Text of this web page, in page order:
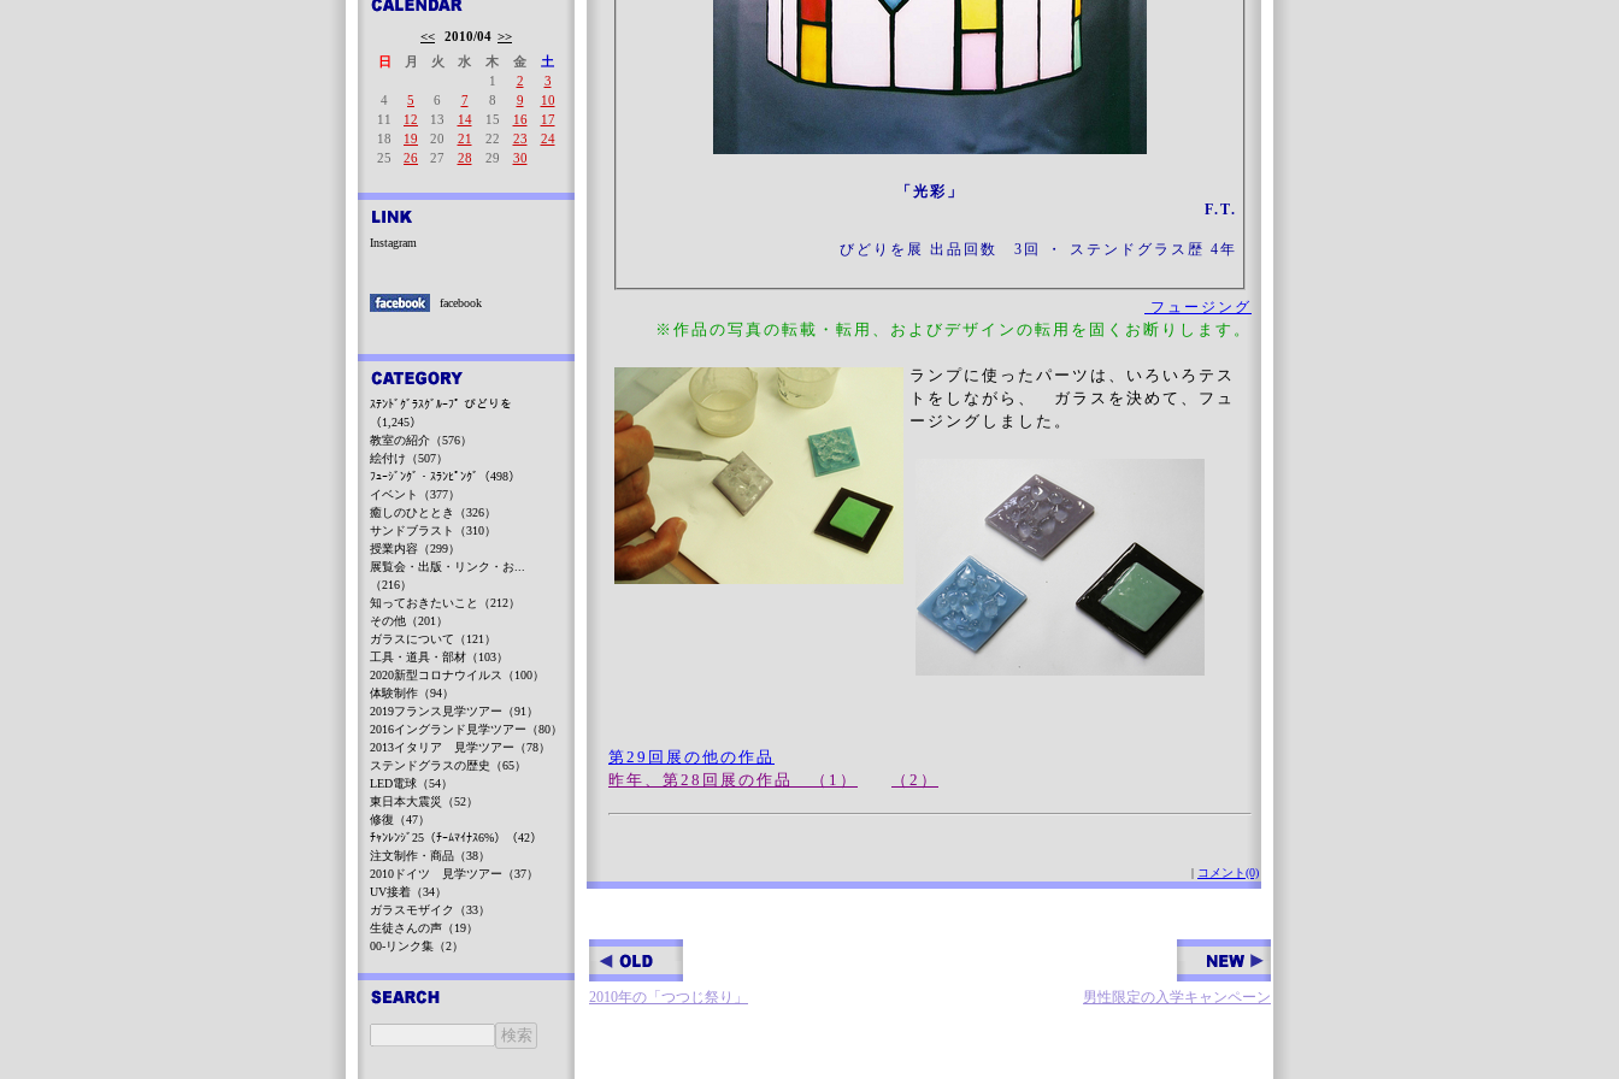
「光彩 」
F.T.
びどりを展 出品回数 3回 ・ ステンドグラス歴 4年
フュージング
※作品の写真の転載・転用、およびデザインの転用を固くお断りします。
ランプに使ったパーツは、いろいろテス
トをしながら、 ガラスを決めて、フュ
ージングしました。
第29回展の他の作品
昨年、第28回展の作品 （1）
（2）
| コメント(0)
2010年の「つつじ祭り」 男性限定の入学キャンペーン
<< 2010/04 >>
日
月 火 水 木 金
土
1
2
3
4
5 6 7 8 9
10
11
12 13 14 15 16
17
18
19 20 21 22 23
24
25
26 27 28 29 30
Instagram
facebook
ｽﾃﾝﾄﾞｸﾞﾗｽｸﾞﾙｰﾌﾟ びどりを
（1,245）
教室の紹介（576）
絵付け（507）
ﾌｭｰｼﾞﾝｸﾞ・ｽﾗﾝﾋﾟﾝｸﾞ（498）
イベント（377）
癒しのひととき（326）
サンドブラスト（310）
授業内容（299）
展覧会・出版・リンク・お...
（216）
知っておきたいこと（212）
その他（201）
ガラスについて（121）
工具・道具・部材（103）
2020新型コロナウイルス（100）
体験制作（94）
2019フランス見学ツアー（91）
2016イングランド見学ツアー（80）
2013イタリア 見学ツアー（78）
ステンドグラスの歴史（65）
LED電球（54）
東日本大震災（52）
修復（47）
ﾁｬﾝﾚﾝｼﾞ25（ﾁｰﾑﾏｲﾅｽ6%）（42）
注文制作・商品（38）
2010ドイツ 見学ツアー（37）
UV接着（34）
ガラスモザイク（33）
生徒さんの声（19）
00-リンク集（2）